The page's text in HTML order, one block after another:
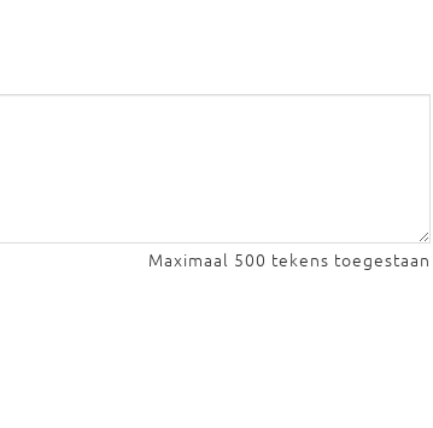
Maximaal 500 tekens toegestaan